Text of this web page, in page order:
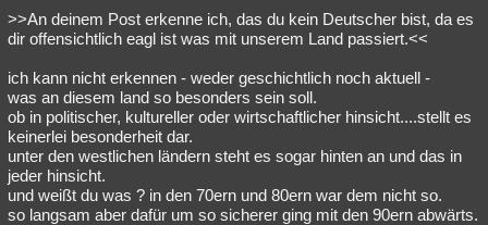
>>An deinem Post erkenne ich, das du kein Deutscher bist, da es
dir offensichtlich eagl ist was mit unserem Land passiert.<<
ich kann nicht erkennen - weder geschichtlich noch aktuell -
was an diesem land so besonders sein soll.
ob in politischer, kultureller oder wirtschaftlicher hinsicht....stellt es
keinerlei besonderheit dar.
unter den westlichen ländern steht es sogar hinten an und das in
jeder hinsicht.
und weißt du was ? in den 70ern und 80ern war dem nicht so.
so langsam aber dafür um so sicherer ging mit den 90ern abwärts.